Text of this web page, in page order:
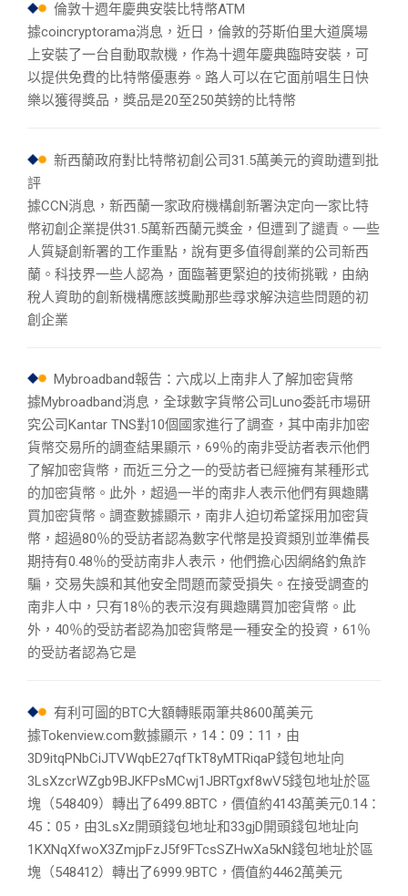
倫敦十週年慶典安裝比特幣ATM
據coincryptorama消息，近日，倫敦的芬斯伯里大道廣場
上安裝了一台自動取款機，作為十週年慶典臨時安裝，可
以提供免費的比特幣優惠券。路人可以在它面前唱生日快
樂以獲得獎品，獎品是20至250英鎊的比特幣
新西蘭政府對比特幣初創公司31.5萬美元的資助遭到批
評
據CCN消息，新西蘭一家政府機構創新署決定向一家比特
幣初創企業提供31.5萬新西蘭元獎金，但遭到了譴責。一些
人質疑創新署的工作重點，說有更多值得創業的公司新西
蘭。科技界一些人認為，面臨著更緊迫的技術挑戰，由納
稅人資助的創新機構應該獎勵那些尋求解決這些問題的初
創企業
Mybroadband報告：六成以上南非人了解加密貨幣
據Mybroadband消息，全球數字貨幣公司Luno委託市場研
究公司Kantar TNS對10個國家進行了調查，其中南非加密
貨幣交易所的調查結果顯示，69％的南非受訪者表示他們
了解加密貨幣，而近三分之一的受訪者已經擁有某種形式
的加密貨幣。此外，超過一半的南非人表示他們有興趣購
買加密貨幣。調查數據顯示，南非人迫切希望採用加密貨
幣，超過80％的受訪者認為數字代幣是投資類別並準備長
期持有0.48％的受訪南非人表示，他們擔心因網絡釣魚詐
騙，交易失誤和其他安全問題而蒙受損失。在接受調查的
南非人中，只有18％的表示沒有興趣購買加密貨幣。此
外，40％的受訪者認為加密貨幣是一種安全的投資，61％
的受訪者認為它是
有利可圖的BTC大額轉賬兩筆共8600萬美元
據Tokenview.com數據顯示，14：09：11，由
3D9itqPNbCiJTVWqbE27qfTkT8yMTRiqaP錢包地址向
3LsXzcrWZgb9BJKFPsMCwj1JBRTgxf8wV5錢包地址於區
塊（548409）轉出了6499.8BTC，價值約4143萬美元0.14：
45：05，由3LsXz開頭錢包地址和33gjD開頭錢包地址向
1KXNqXfwoX3ZmjpFzJ5f9FTcsSZHwXa5kN錢包地址於區
塊（548412）轉出了6999.9BTC，價值約4462萬美元